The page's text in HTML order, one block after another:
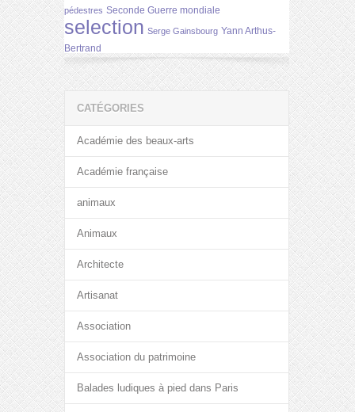
pédestres Seconde Guerre mondiale
selection Serge Gainsbourg Yann Arthus-
Bertrand
CATÉGORIES
Académie des beaux-arts
Académie française
animaux
Animaux
Architecte
Artisanat
Association
Association du patrimoine
Balades ludiques à pied dans Paris